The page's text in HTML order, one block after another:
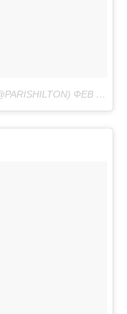
ФЕВ 19 2017 В 8:07 PST